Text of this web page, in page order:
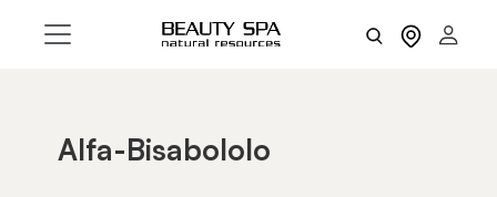
Alfa-Bisabololo